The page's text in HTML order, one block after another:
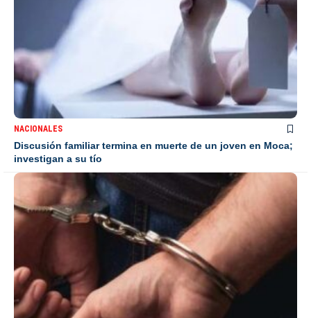
NACIONALES
Discusión familiar termina en muerte de un joven en Moca;
investigan a su tío